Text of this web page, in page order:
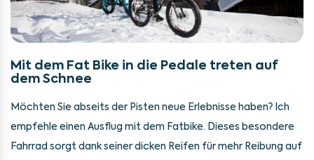
Mit dem Fat Bike in die Pedale treten auf
dem Schnee
Möchten Sie abseits der Pisten neue Erlebnisse haben? Ich
empfehle einen Ausflug mit dem Fatbike. Dieses besondere
Fahrrad sorgt dank seiner dicken Reifen für mehr Reibung auf